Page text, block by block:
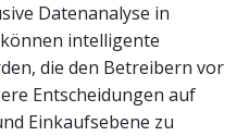
Datenanalyse in
intelligente
die den Betreibern vor
Entscheidungen auf
Einkaufsebene zu